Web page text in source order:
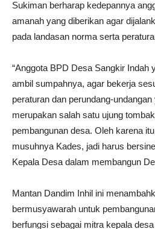
Sukiman berharap kedepannya
amanah yang diberikan agar
pada landasan norma serta
“Anggota BPD Desa Sangkir Indah
ambil sumpahnya, agar bekerja
peraturan dan perundang-
merupakan salah satu ujung
pembangunan desa. Oleh karena
musuhnya Kades, jadi harus
Kepala Desa dalam membangun
Mantan Dandim Inhil ini
bermusyawarah untuk
berfungsi sebagai mitra kepala